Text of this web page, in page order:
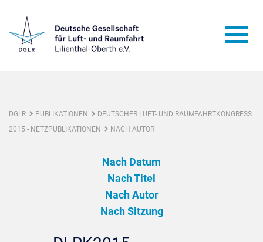
DGLR PUBLIKATIONEN
DEUTSCHER LUFT- UND RAUMFAHRTKONGRESS
2015 - NETZPUBLIKATIONEN
NACH AUTOR
Nach Datum
Nach Titel
Nach Autor
Nach Sitzung